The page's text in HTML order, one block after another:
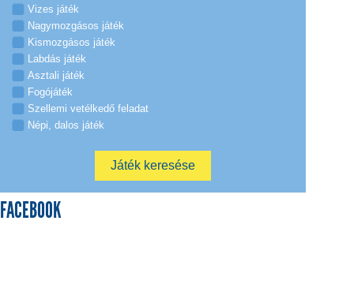
Vizes játék
Nagymozgásos játék
Kismozgásos játék
Labdás játék
Asztali játék
Fogójáték
Szellemi vetélkedő feladat
Népi, dalos játék
FACEBOOK